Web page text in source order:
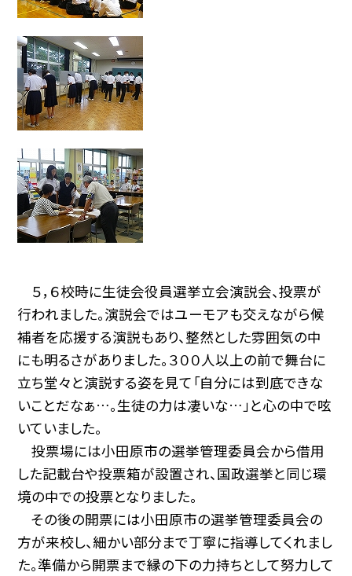
５，６校時に生徒会役員選挙立会演説会、投票が
行われました。演説会ではユーモアも交えながら候
補者を応援する演説もあり、整然とした雰囲気の中
にも明るさがありました。３００人以上の前で舞台に
立ち堂々と演説する姿を見て「自分には到底できな
いことだなぁ…。生徒の力は凄いな…」と心の中で呟
いていました。
投票場には小田原市の選挙管理委員会から借用
した記載台や投票箱が設置され、国政選挙と同じ環
境の中での投票となりました。
その後の開票には小田原市の選挙管理委員会の
方が来校し、細かい部分まで丁寧に指導してくれまし
た。準備から開票まで縁の下の力持ちとして努力して